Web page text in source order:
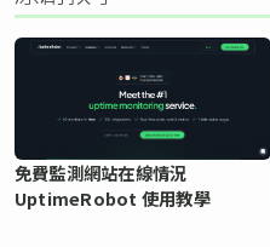
免費監測網站在線情況
UptimeRobot 使用教學